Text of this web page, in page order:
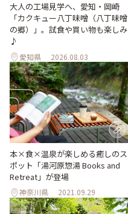
大人の工場見学へ、愛知・岡崎
「カクキュー八丁味噌（八丁味噌
の郷）」。試食や買い物も楽しみ
♪
愛知県 2026.08.03
本×食×温泉が楽しめる癒しのス
ポット「湯河原惣湯 Books and
Retreat」が登場
神奈川県 2021.09.29